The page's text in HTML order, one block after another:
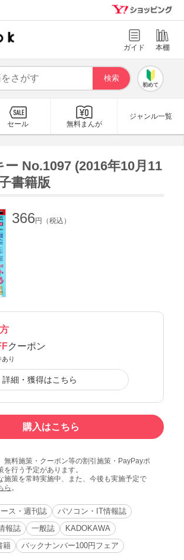
ガイド 本棚
初めて
セール 無料まんが
ジャンル一覧
No.1097 (2016年10月11
書籍版
366円（税込）
クーポン
り
詳細・獲得はこちら
購入はこちら
無料施策・クーポン等の割引施策・PayPayポ
を行う予定があります。
施策を常時実施中、また、今後も実施予定で
ら 。
ス・週刊誌
パソコン・IT情報誌
報誌
一般誌
KADOKAWA
籍
バックナンバー100円フェア